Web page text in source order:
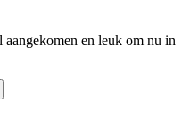
aangekomen en leuk om nu in